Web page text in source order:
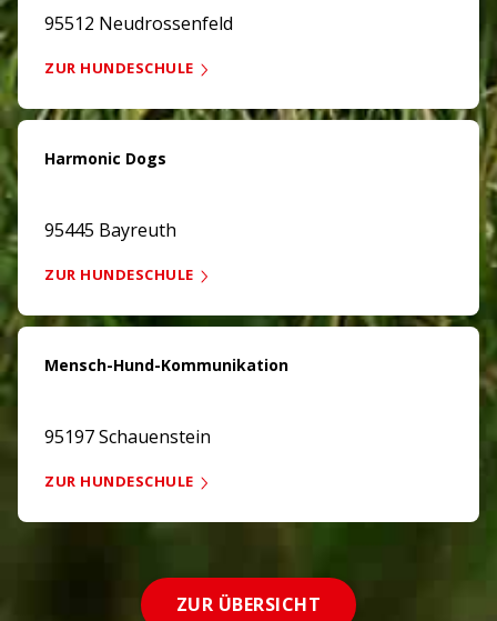
95512 Neudrossenfeld
ZUR HUNDESCHULE
Harmonic Dogs
95445 Bayreuth
ZUR HUNDESCHULE
Mensch-Hund-Kommunikation
95197 Schauenstein
ZUR HUNDESCHULE
ZUR ÜBERSICHT